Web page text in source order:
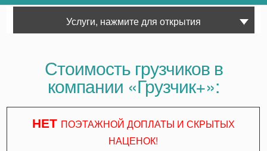
Услуги, нажмите для открытия
Стоимость грузчиков в
компании «Грузчик+»:
НЕТ ПОЭТАЖНОЙ ДОПЛАТЫ И СКРЫТЫХ
НАЦЕНОК!